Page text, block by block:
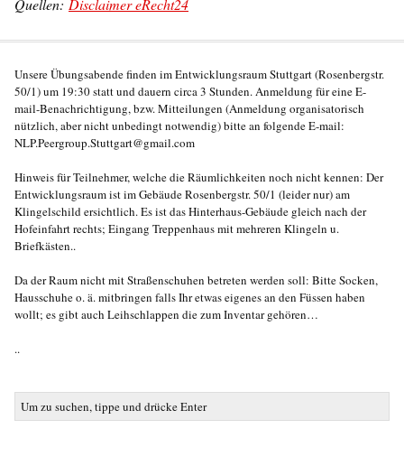
Quellen: Disclaimer eRecht24
Unsere Übungsabende finden im Entwicklungsraum Stuttgart (Rosenbergstr.
50/1) um 19:30 statt und dauern circa 3 Stunden. Anmeldung für eine E-
mail-Benachrichtigung, bzw. Mitteilungen (Anmeldung organisatorisch
nützlich, aber nicht unbedingt notwendig) bitte an folgende E-mail:
NLP.Peergroup.Stuttgart@gmail.com
Hinweis für Teilnehmer, welche die Räumlichkeiten noch nicht kennen: Der
Entwicklungsraum ist im Gebäude Rosenbergstr. 50/1 (leider nur) am
Klingelschild ersichtlich. Es ist das Hinterhaus-Gebäude gleich nach der
Hofeinfahrt rechts; Eingang Treppenhaus mit mehreren Klingeln u.
Briefkästen..
Da der Raum nicht mit Straßenschuhen betreten werden soll: Bitte Socken,
Hausschuhe o. ä. mitbringen falls Ihr etwas eigenes an den Füssen haben
wollt; es gibt auch Leihschlappen die zum Inventar gehören…
..